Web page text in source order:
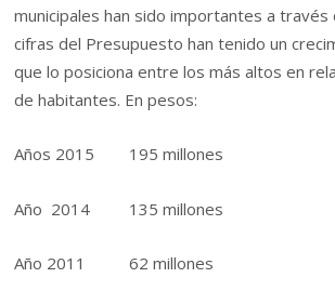
municipales han sido importantes a través
cifras del Presupuesto han tenido un
que lo posiciona entre los más altos en
de habitantes. En pesos:
Años 2015 195 millones
Año 2014 135 millones
Año 2011 62 millones